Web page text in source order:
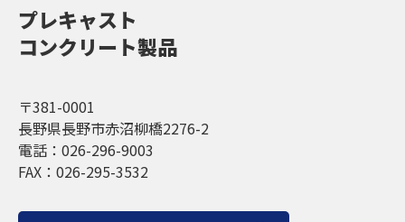
プレキャスト
コンクリート製品
〒381-0001
長野県長野市赤沼柳橋2276-2
電話：026-296-9003
FAX：026-295-3532